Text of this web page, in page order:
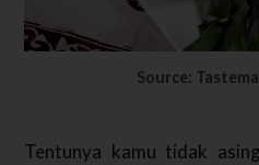
Source:
Tentunya kamu tidak